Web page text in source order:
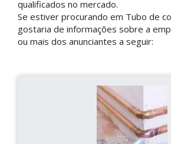
qualificados no mercado.
Se estiver procurando em Tubo de
gostaria de informações sobre a
ou mais dos anunciantes a seguir: